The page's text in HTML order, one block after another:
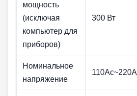
мощность
(исключая
компьютер для
приборов)
300 Вт
Номинальное
напряжение